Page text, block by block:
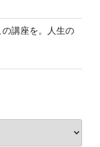
講座を。人生の